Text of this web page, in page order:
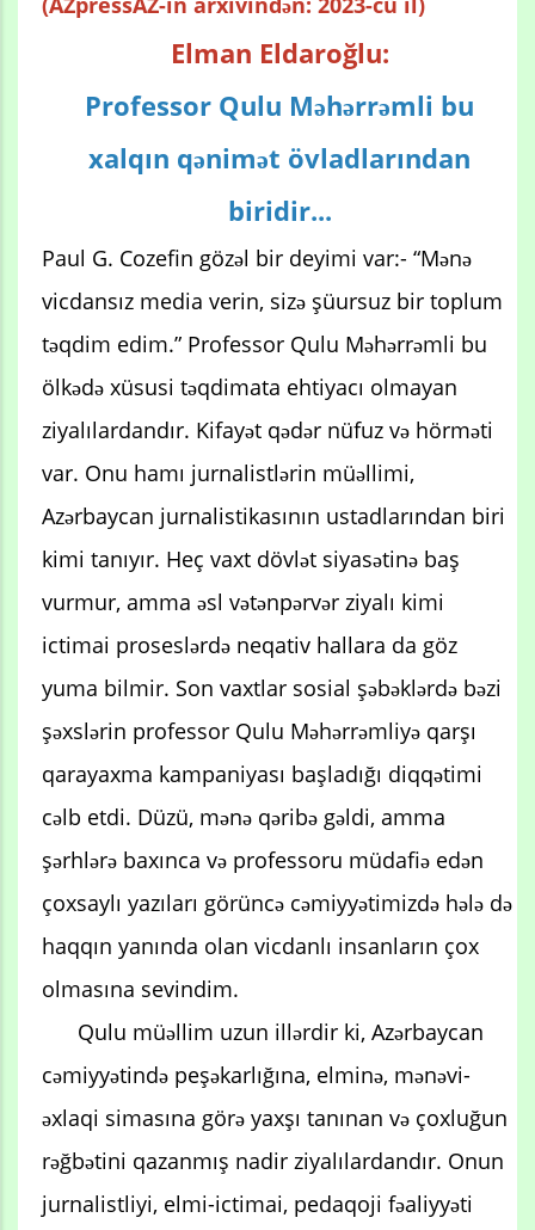
Elman Eldaroğlu:
Professor Qulu Məhərrəmli bu
xalqın qənimət övladlarından
biridir...
Paul G. Cozefin gözəl bir deyimi var:- “Mənə
vicdansız media verin, sizə şüursuz bir toplum
təqdim edim.” Professor Qulu Məhərrəmli bu
ölkədə xüsusi təqdimata ehtiyacı olmayan
ziyalılardandır. Kifayət qədər nüfuz və hörməti
var. Onu hamı jurnalistlərin müəllimi,
Azərbaycan jurnalistikasının ustadlarından biri
kimi tanıyır. Heç vaxt dövlət siyasətinə baş
vurmur, amma əsl vətənpərvər ziyalı kimi
ictimai proseslərdə neqativ hallara da göz
yuma bilmir. Son vaxtlar sosial şəbəklərdə bəzi
şəxslərin professor Qulu Məhərrəmliyə qarşı
qarayaxma kampaniyası başladığı diqqətimi
cəlb etdi. Düzü, mənə qəribə gəldi, amma
şərhlərə baxınca və professoru müdafiə edən
çoxsaylı yazıları görüncə cəmiyyətimizdə hələ də
haqqın yanında olan vicdanlı insanların çox
olmasına sevindim.
Qulu müəllim uzun illərdir ki, Azərbaycan
cəmiyyətində peşəkarlığına, elminə, mənəvi-
əxlaqi simasına görə yaxşı tanınan və çoxluğun
rəğbətini qazanmış nadir ziyalılardandır. Onun
jurnalistliyi, elmi-ictimai, pedaqoji fəaliyyəti